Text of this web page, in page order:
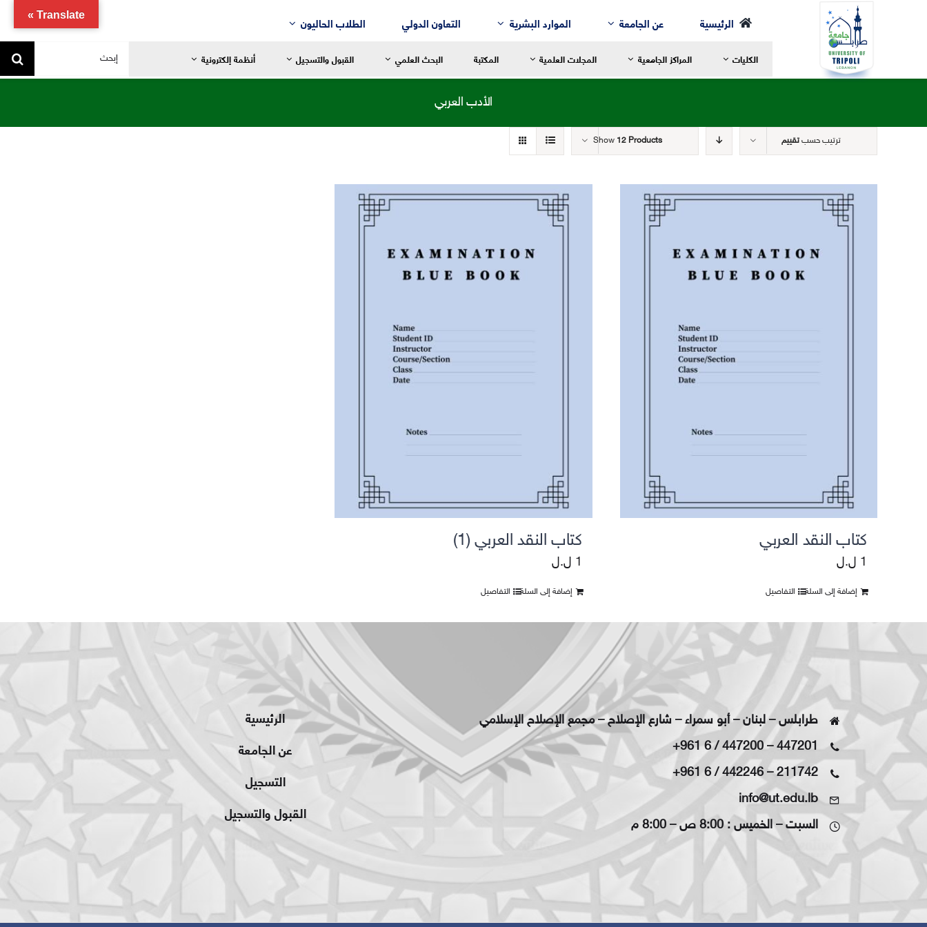
الرئيسية عن الجامعة الموارد البشرية التعاون الدولي الطلاب الحاليون
الكليات
مرحلة الإجازة
مرحلة الدكتوراه
الهيئة الأكاديمية
الهيكل التنظيمي لكلية الشريعة
التقييمات واستطلاعات الرأي
اللغة العربية وآدابها
قسم إدارة الأعمال
قسم نُظُم المعلومات الإدارية
التربية الحضانية
المراكز الجامعية المجلات العلمية المكتبة البحث العلمي القبول والتسجيل أنظمة إلكترونية
البحث
عن:
الأدب العربي
ترتيب حسب تقييم Show 12 Products
كتاب النقد العربي
1 ل.ل
إضافة إلى السلة التفاصيل
كتاب النقد العربي (1)
1 ل.ل
إضافة إلى السلة التفاصيل
طرابلس – لبنان – أبو سمراء – شارع الإصلاح – مجمع الإصلاح الإسلامي
+961 6 / 447200–447201
+961 6 / 442246–211742
info@ut.edu.lb
السبت – الخميس : 8:00 ص – 8:00 م
الرئيسية
عن الجامعة
التسجيل
القبول والتسجيل
Translate »